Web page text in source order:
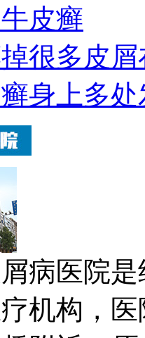
皮癣
很多皮
身上多
病医院
机构，